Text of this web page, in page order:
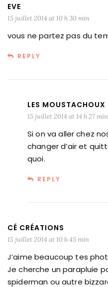
EVE
15 juillet 2014 at 10 h 30 min
vous ne partez pas du
REPLY
LES MOUSTACHOUX
15 juillet 2014 at 14 h 27 min
Si on va aller chez
changer d’air et
quoi.
REPLY
CÉ CRÉATIONS
15 juillet 2014 at 10 h 45 min
J’aime beaucoup tes
Je cherche un parapluie
spiderman ou autre